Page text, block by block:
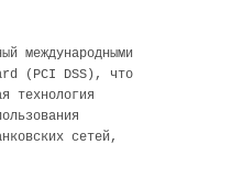
международными
(PCI DSS), что
технология
сетей,